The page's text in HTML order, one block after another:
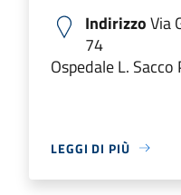
IndirizzoVia
74
Ospedale L. Sacco
LEGGI DI PIÙ